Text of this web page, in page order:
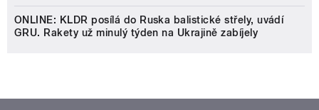
ONLINE: KLDR posílá do Ruska balistické střely, uvádí
GRU. Rakety už minulý týden na Ukrajině zabíjely